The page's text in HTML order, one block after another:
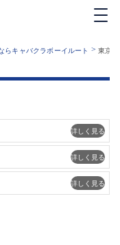
らキャバクラボーイルート > 東京
詳しく見る
詳しく見る
詳しく見る